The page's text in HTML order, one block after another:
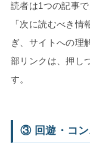
読者は1つの記事
「次に読むべき
ぎ、サイトへの理
部リンクは、押し
す。
③ 回遊・コン